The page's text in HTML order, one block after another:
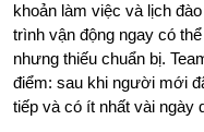
khoản làm việc và lịch
trình vận động ngay có
nhưng thiếu chuẩn bị.
điểm: sau khi người mới
tiếp và có ít nhất vài ngày